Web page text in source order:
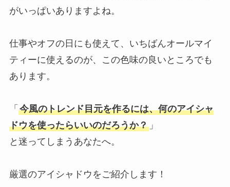
がいっぱいありますよね。
仕事やオフの日にも使えて、いちばんオールマイ
ティーに使えるのが、この色味の良いところでも
あります。
「 今風のトレンド目元を作るには、何のアイシャ
ドウを使ったらいいのだろうか？」
と迷ってしまうあなたへ。
厳選のアイシャドウをご紹介します！